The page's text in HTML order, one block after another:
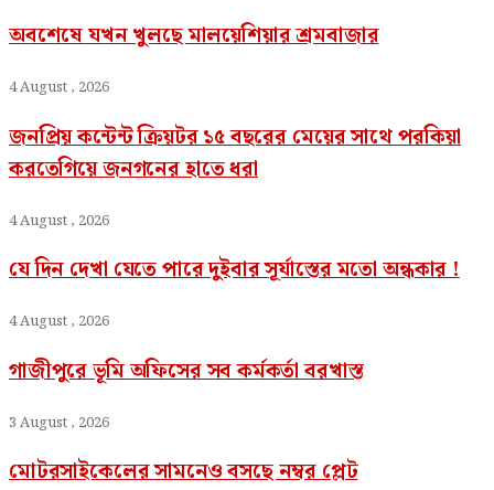
অবশেষে যখন খুলছে মালয়েশিয়ার শ্রমবাজার
4 August , 2026
জনপ্রিয় কন্টেন্ট ক্রিয়টর ১৫ বছরের মেয়ের সাথে পরকিয়া
করতেগিয়ে জনগনের হাতে ধরা
4 August , 2026
যে দিন দেখা যেতে পারে দুইবার সূর্যাস্তের মতো অন্ধকার !
4 August , 2026
গাজীপুরে ভূমি অফিসের সব কর্মকর্তা বরখাস্ত
3 August , 2026
মোটরসাইকেলের সামনেও বসছে নম্বর প্লেট